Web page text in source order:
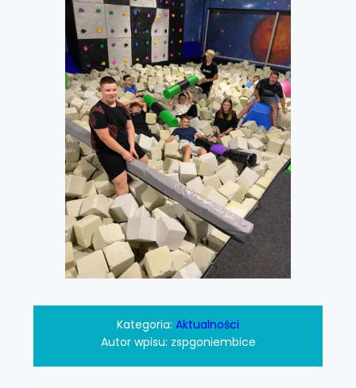
Kategoria: Aktualności
Autor wpisu: zspgoniembice